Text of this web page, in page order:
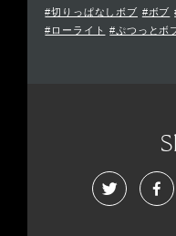
#切りっぱなしボブ #ボブ
#ローライト
#ぷつっとボ